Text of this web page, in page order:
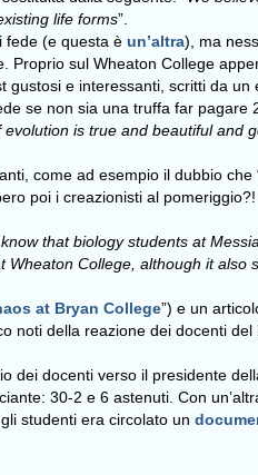
life forms”.
fede (e questa è un’altra), ma
sul Wheaton College
e interessanti, scritti da
se non sia una truffa far
is true and beautiful and
come ad esempio il dubbio che
poi i creazionisti al
that biology students at
Wheaton College, although it
at Bryan College”) e un
noti della reazione dei docenti
dei docenti verso il presidente
30-2 e 6 astenuti. Con
studenti era circolato un